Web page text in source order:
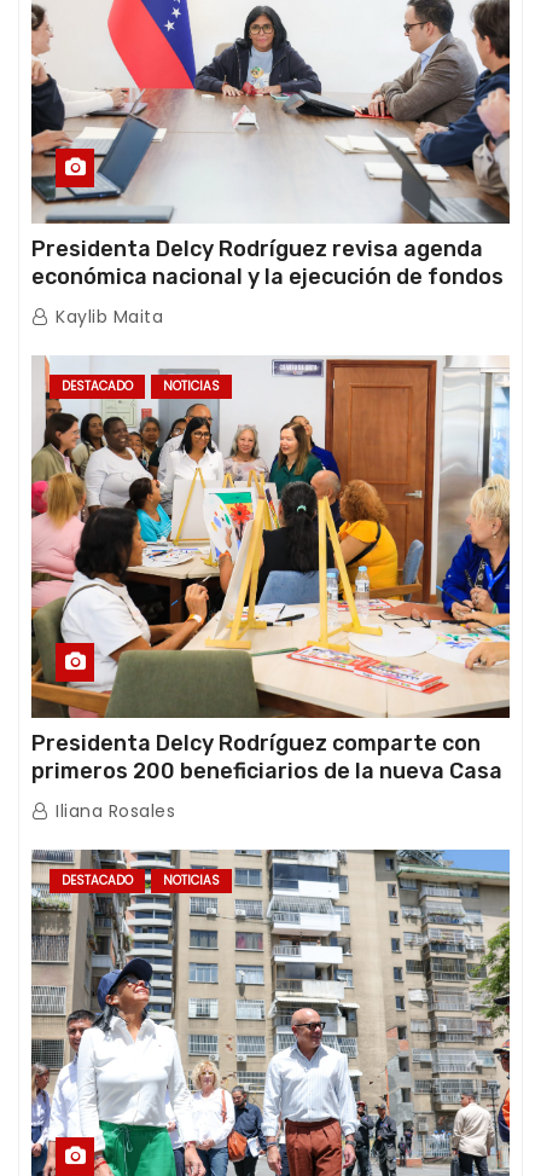
Presidenta Delcy Rodríguez revisa agenda
económica nacional y la ejecución de fondos
de emergencia post-sismos
Kaylib Maita
DESTACADO NOTICIAS
Presidenta Delcy Rodríguez comparte con
primeros 200 beneficiarios de la nueva Casa
de los Abuelos “La Primavera” en Caracas
Iliana Rosales
DESTACADO NOTICIAS